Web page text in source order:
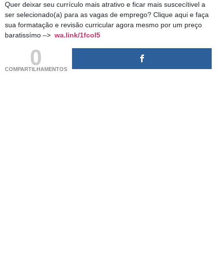
Quer deixar seu currículo mais atrativo e ficar mais suscecítivel a
ser selecionado(a) para as vagas de emprego? Clique aqui e faça
sua formatação e revisão curricular agora mesmo por um preço
baratissímo –> wa.link/1fcol5
0
COMPARTILHAMENTOS